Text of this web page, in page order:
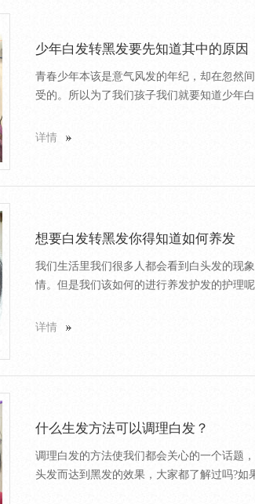
少年白发转黑发要先知道其中的原因
青春少年本该是意气风发的年纪，却在忽然
受的。所以为了我们孩子我们就要知道少年
详情
想要白发转黑发你得知道如何养发
我们生活里我们很多人都会看到白头发的现
情。但是我们该如何的进行养发护发的护理
详情
什么生发方法可以调理白发？
调理白发的方法使我们都会关心的一个话题
头发而达到黑发的效果，大家都了解过吗?如